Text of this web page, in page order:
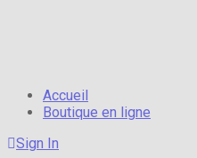
Accueil
Boutique en ligne
Sign In